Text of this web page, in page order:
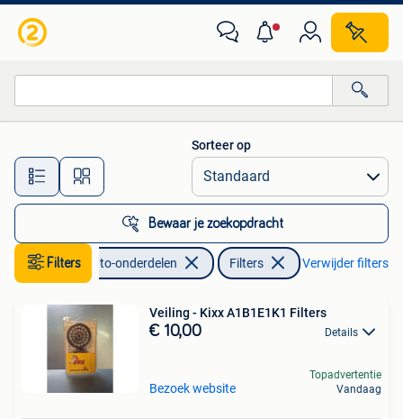
Alle afstanden…
Sorteer op
Bewaar je zoekopdracht
Filters Auto-onderdelen Filters Verwijder filters
Veiling - Kixx A1B1E1K1 Filters
€ 10,00 Details
Bezoek website
Topadvertentie
Vandaag